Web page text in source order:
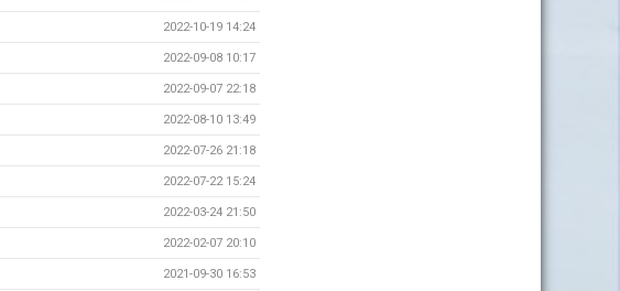
2022-10-19 14:24
2022-09-08 10:17
2022-09-07 22:18
2022-08-10 13:49
2022-07-26 21:18
2022-07-22 15:24
2022-03-24 21:50
2022-02-07 20:10
2021-09-30 16:53